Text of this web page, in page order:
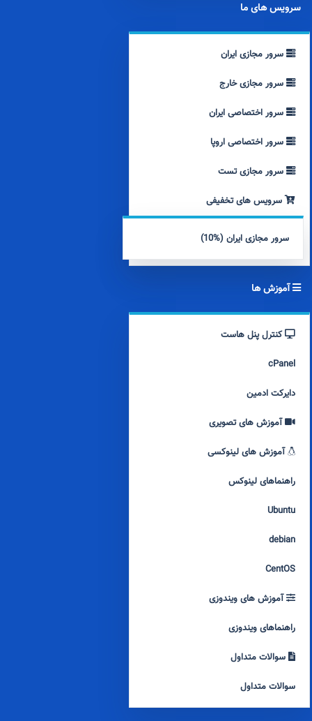
سرویس های ما
سرور مجازی ایران
سرور مجازی خارج
سرور اختصاصی ایران
سرور اختصاصی اروپا
سرور مجازی تست
سرویس های تخفیفی
سرور مجازی ایران (%10)
آموزش ها
کنترل پنل هاست
cPanel
دایرکت ادمین
آموزش های تصویری
آموزش های لینوکسی
راهنماهای لینوکس
Ubuntu
debian
CentOS
آموزش های ویندوزی
راهنماهای ویندوزی
سوالات متداول
سوالات متداول